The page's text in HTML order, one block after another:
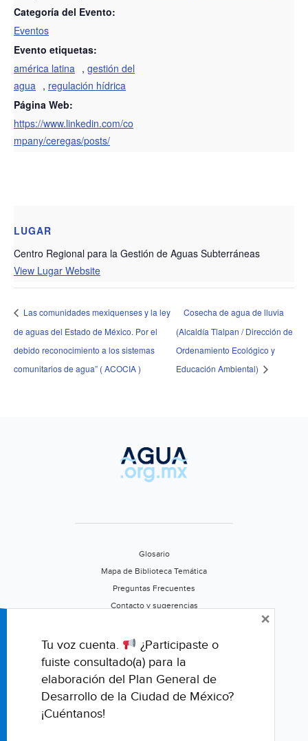
Categoría del Evento:
Eventos
Evento etiquetas:
américa latina , gestión del
agua , regulación hídrica
Página Web:
https://www.linkedin.com/co
mpany/ceregas/posts/
LUGAR
Centro Regional para la Gestión de Aguas Subterráneas
View Lugar Website
Las comunidades mexiquenses y la ley
de aguas del Estado de México. Por el
debido reconocimiento a los sistemas
comunitarios de agua” ( ACOCIA )
Cosecha de agua de lluvia
(Alcaldía Tlalpan / Dirección de
Ordenamiento Ecológico y
Educación Ambiental)
Glosario
Mapa de Biblioteca Temática
Preguntas Frecuentes
Contacto y sugerencias
Califica este portal
Tu voz cuenta.
¿Participaste o
fuiste consultado(a) para la
elaboración del Plan General de
Desarrollo de la Ciudad de México?
¡Cuéntanos!
×